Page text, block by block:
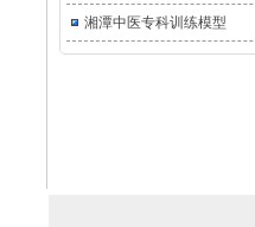
湘潭中医专科训练模型